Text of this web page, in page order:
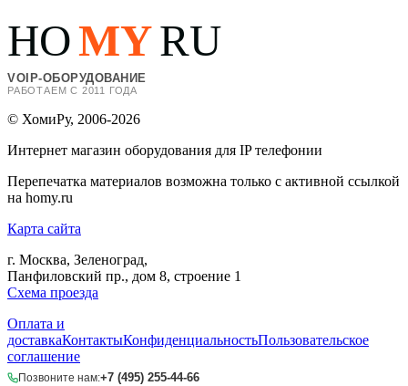
HOMYRU
VOIP-ОБОРУДОВАНИЕ
РАБОТАЕМ С 2011 ГОДА
© ХомиРу, 2006-2026
Интернет магазин оборудования для IP телефонии
Перепечатка материалов возможна только с активной ссылкой
на homy.ru
Карта сайта
г. Москва, Зеленоград,
Панфиловский пр., дом 8, строение 1
Схема проезда
Оплата и
доставкаКонтактыКонфиденциальностьПользовательское
соглашение
Позвоните нам:+7 (495) 255-44-66